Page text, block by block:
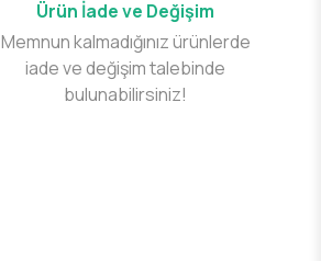
Ürün İade ve Değişim
Memnun kalmadığınız ürünlerde
iade ve değişim talebinde
bulunabilirsiniz!